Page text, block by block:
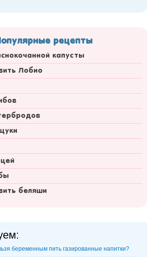
рецепты
капусты
Лобио
беляши
беременным пить газированные напитки?